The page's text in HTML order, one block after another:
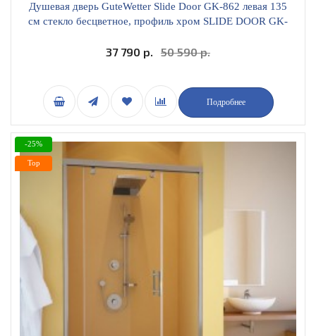
Душевая дверь GuteWetter Slide Door GK-862 левая 135
см стекло бесцветное, профиль хром SLIDE DOOR GK-
37 790 р. 50 590 р.
Подробнее
-25%
Top